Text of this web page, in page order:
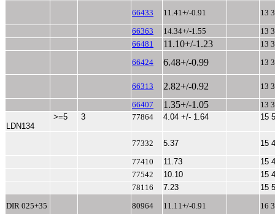
66433
11.41+/-0.91
13
66363
14.34+/-1.55
13
66481
11.10+/-1.23
13
66424
6.48+/-0.99 13
66313 2.82+/-0.92
13
66407
1.35+/-1.05 13
LDN134
>=5 3 77864 4.04 +/- 1.64 15
77332 5.37
15
77410
11.73
15
77542
10.10
15
78116
7.23
15
DIR 025+35
80964 11.11+/-0.91
16